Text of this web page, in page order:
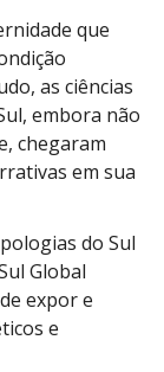
que
as ciências
embora não
chegaram
em sua
do Sul
Global
expor e
e